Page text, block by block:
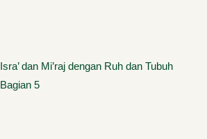
Isra’ dan Mi’raj dengan Ruh dan Tubuh
Bagian 5